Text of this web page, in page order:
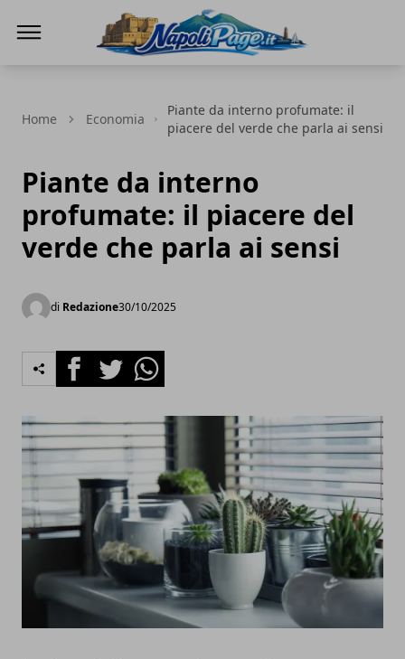
Home Economia
Piante da interno profumate: il
piacere del verde che parla ai sensi
Piante da interno
profumate: il piacere del
verde che parla ai sensi
di Redazione30/10/2025
FacebookTwitterWhatsapp